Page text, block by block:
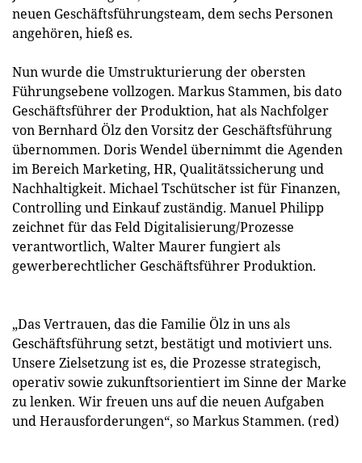
neuen Geschäftsführungsteam, dem sechs Personen
angehören, hieß es.
Nun wurde die Umstrukturierung der obersten
Führungsebene vollzogen. Markus Stammen, bis dato
Geschäftsführer der Produktion, hat als Nachfolger
von Bernhard Ölz den Vorsitz der Geschäftsführung
übernommen. Doris Wendel übernimmt die Agenden
im Bereich Marketing, HR, Qualitätssicherung und
Nachhaltigkeit. Michael Tschütscher ist für Finanzen,
Controlling und Einkauf zuständig. Manuel Philipp
zeichnet für das Feld Digitalisierung/Prozesse
verantwortlich, Walter Maurer fungiert als
gewerberechtlicher Geschäftsführer Produktion.
„Das Vertrauen, das die Familie Ölz in uns als
Geschäftsführung setzt, bestätigt und motiviert uns.
Unsere Zielsetzung ist es, die Prozesse strategisch,
operativ sowie zukunftsorientiert im Sinne der Marke
zu lenken. Wir freuen uns auf die neuen Aufgaben
und Herausforderungen“, so Markus Stammen. (red)